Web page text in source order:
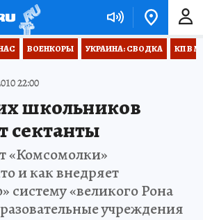
ВОЕНКОРЫ УКРАИНА: СВОДКА КП В
22:00
школьников
сектанты
«Комсомолки»
и как внедряет
систему «великого Рона
учреждения